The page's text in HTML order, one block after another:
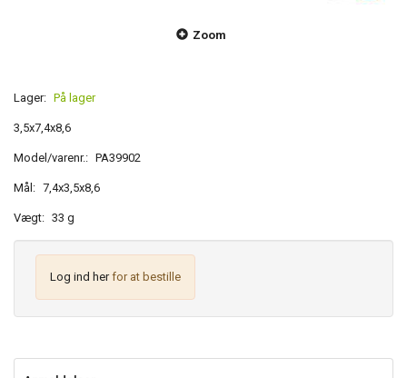
Zoom
Lager: På lager
3,5x7,4x8,6
Model/varenr.: PA39902
Mål: 7,4x3,5x8,6
Vægt: 33 g
Log ind herfor at bestille